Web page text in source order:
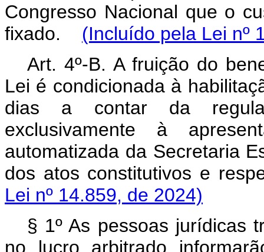
Congresso Nacional que o
fixado. (Incluído pela Lei nº
Art. 4º-B. A fruição do
Lei é condicionada à
dias a contar da
exclusivamente à
automatizada da Secretaria
dos atos constitutivos e
Lei nº 14.859, de 2024)
§ 1º As pessoas jurídicas
no lucro arbitrado